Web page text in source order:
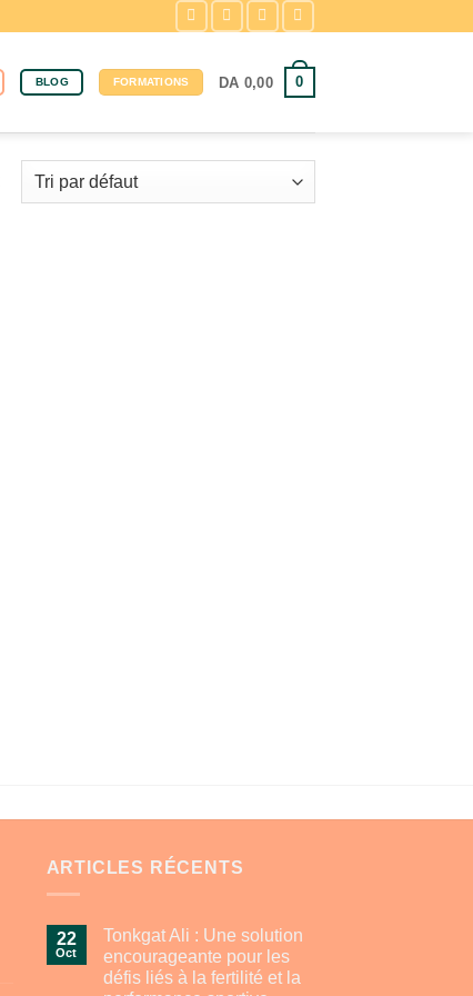
BLOG FORMATIONS DA 0,00 0
ARTICLES RÉCENTS
22
Oct
Tonkgat Ali : Une solution
encourageante pour les
défis liés à la fertilité et la